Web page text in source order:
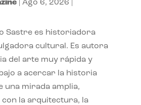
| Ago 6, 2026
Sastre es historiadora
cultural. Es autora
del arte muy rápida y
a acercar la historia
una mirada amplia,
con la arquitectura, la